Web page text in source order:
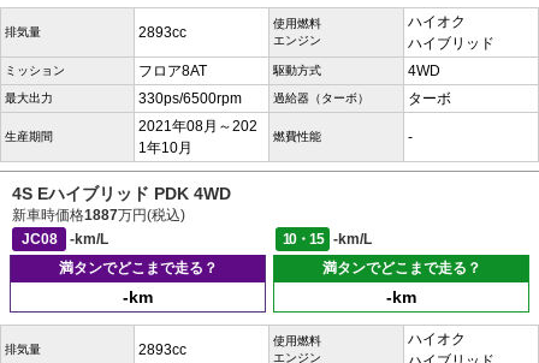
排気量 2893cc
使用燃料
エンジン
ハイオク
ハイブリッド
ミッション フロア8AT 駆動方式 4WD
最大出力 330ps/6500rpm 過給器（ターボ） ターボ
生産期間
2021年08月～202
1年10月
燃費性能 -
4S Eハイブリッド PDK 4WD
新車時価格1887万円(税込)
JC08
-km/L 10・15
-km/L
満タンでどこまで走る？
-km
満タンでどこまで走る？
-km
排気量 2893cc
使用燃料
エンジン
ハイオク